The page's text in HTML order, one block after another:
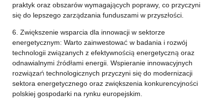
praktyk oraz obszarów wymagających poprawy, co przyczyni
się do lepszego zarządzania funduszami w przyszłości.
6. Zwiększenie wsparcia dla innowacji w sektorze
energetycznym: Warto zainwestować w badania i rozwój
technologii związanych z efektywnością energetyczną oraz
odnawialnymi źródłami energii. Wspieranie innowacyjnych
rozwiązań technologicznych przyczyni się do modernizacji
sektora energetycznego oraz zwiększenia konkurencyjności
polskiej gospodarki na rynku europejskim.